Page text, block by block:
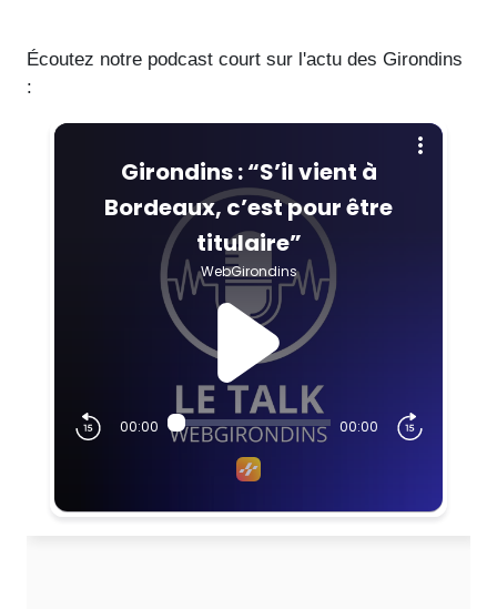
Écoutez notre podcast court sur l'actu des Girondins
: